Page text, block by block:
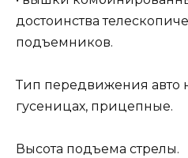
достоинства
подъемников.
Тип передвижения авто
гусеницах, прицепные.
Высота подъема стрелы.